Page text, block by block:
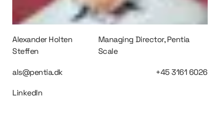
Alexander Holten
Steffen
Managing Director, Pentia
Scale
als@pentia.dk +45 3161 6026
LinkedIn